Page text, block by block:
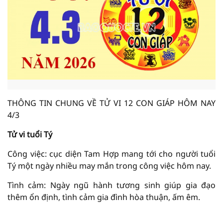
THÔNG TIN CHUNG VỀ TỬ VI 12 CON GIÁP HÔM NAY
4/3
Tử vi tuổi Tý
Công việc: cục diện Tam Hợp mang tới cho người tuổi
Tý một ngày nhiều may mắn trong công việc hôm nay.
Tình cảm: Ngày ngũ hành tương sinh giúp gia đạo
thêm ổn định, tình cảm gia đình hòa thuận, ấm êm.